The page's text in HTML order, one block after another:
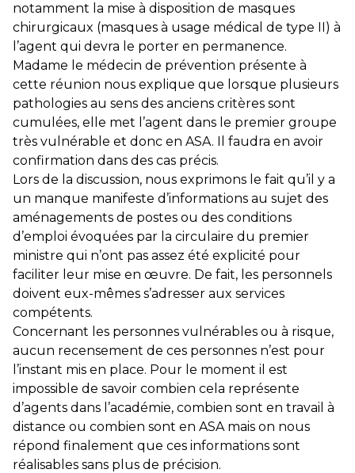
notamment la mise à disposition de masques
chirurgicaux (masques à usage médical de type II) à
l’agent qui devra le porter en permanence.
Madame le médecin de prévention présente à
cette réunion nous explique que lorsque plusieurs
pathologies au sens des anciens critères sont
cumulées, elle met l’agent dans le premier groupe
très vulnérable et donc en ASA. Il faudra en avoir
confirmation dans des cas précis.
Lors de la discussion, nous exprimons le fait qu’il y a
un manque manifeste d’informations au sujet des
aménagements de postes ou des conditions
d’emploi évoquées par la circulaire du premier
ministre qui n’ont pas assez été explicité pour
faciliter leur mise en œuvre. De fait, les personnels
doivent eux-mêmes s’adresser aux services
compétents.
Concernant les personnes vulnérables ou à risque,
aucun recensement de ces personnes n’est pour
l’instant mis en place. Pour le moment il est
impossible de savoir combien cela représente
d’agents dans l’académie, combien sont en travail à
distance ou combien sont en ASA mais on nous
répond finalement que ces informations sont
réalisables sans plus de précision.